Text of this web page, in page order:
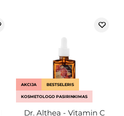
AKCIJA BESTSELERIS
KOSMETOLOGO PASIRINKIMAS
Dr. Althea - Vitamin C